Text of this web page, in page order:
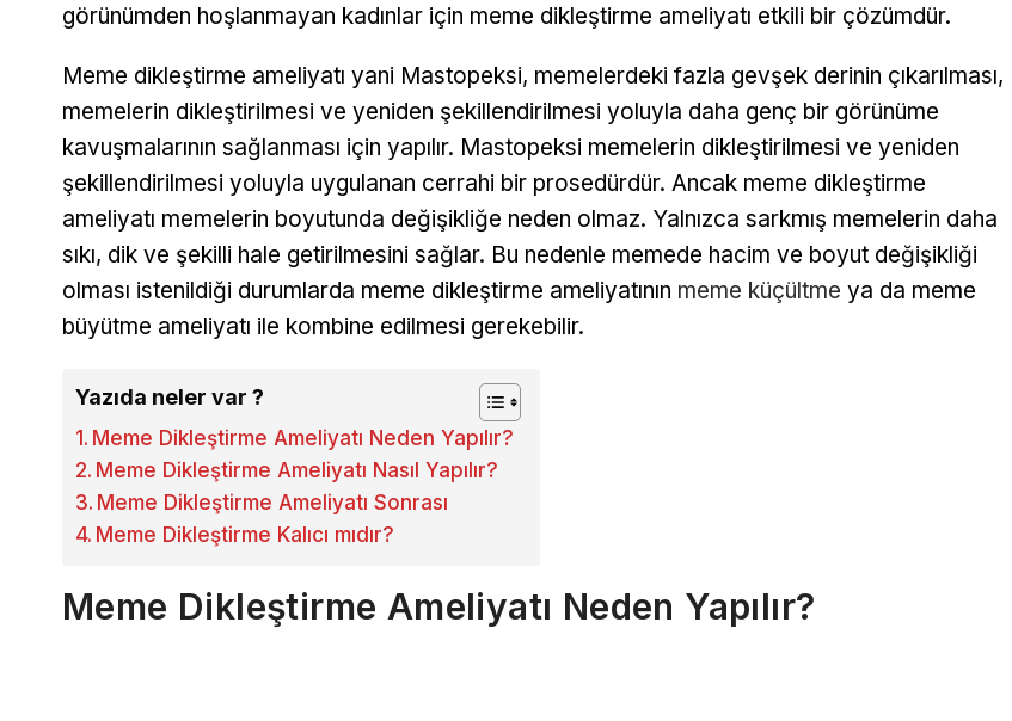
görünümden hoşlanmayan kadınlar için meme dikleştirme ameliyatı etkili bir çözümdür.
Meme dikleştirme ameliyatı yani Mastopeksi, memelerdeki fazla gevşek derinin çıkarılması,
memelerin dikleştirilmesi ve yeniden şekillendirilmesi yoluyla daha genç bir görünüme
kavuşmalarının sağlanması için yapılır. Mastopeksi memelerin dikleştirilmesi ve yeniden
şekillendirilmesi yoluyla uygulanan cerrahi bir prosedürdür. Ancak meme dikleştirme
ameliyatı memelerin boyutunda değişikliğe neden olmaz. Yalnızca sarkmış memelerin daha
sıkı, dik ve şekilli hale getirilmesini sağlar. Bu nedenle memede hacim ve boyut değişikliği
olması istenildiği durumlarda meme dikleştirme ameliyatının meme küçültme ya da meme
büyütme ameliyatı ile kombine edilmesi gerekebilir.
Yazıda neler var ?
Meme Dikleştirme Ameliyatı Neden Yapılır?
Meme Dikleştirme Ameliyatı Nasıl Yapılır?
Meme Dikleştirme Ameliyatı Sonrası
Meme Dikleştirme Kalıcı mıdır?
Meme Dikleştirme Ameliyatı Neden Yapılır?